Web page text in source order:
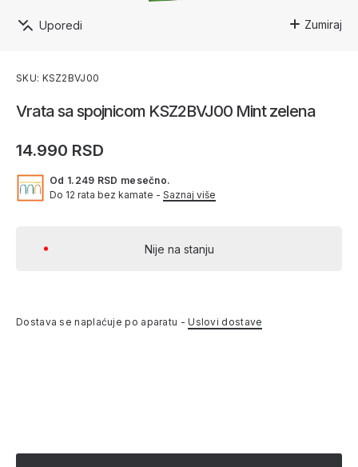
Zumiraj
Uporedi
Vrata sa spojnicom KSZ2BVJ00 Mint zelena
14.990 RSD
Od 1.249 RSD mesečno.
Do 12 rata bez kamate - Saznaj više
Nije na stanju
Dostava se naplaćuje po aparatu -Uslovi dostave
SKU: KSZ2BVJ00